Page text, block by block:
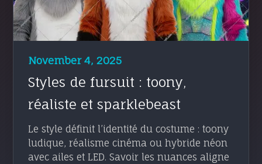
November 4, 2025
Styles de fursuit : toony,
réaliste et sparklebeast
Le style définit l’identité du costume : toony
ludique, réalisme cinéma ou hybride néon
avec ailes et LED. Savoir les nuances aligne